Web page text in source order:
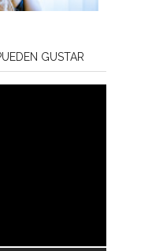
GUSTAR